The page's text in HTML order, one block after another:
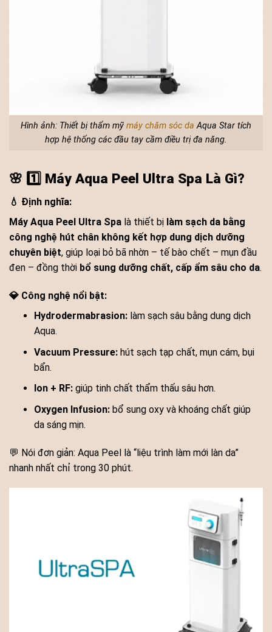
Hình ảnh: Thiết bị thẩm mỹ máy chăm sóc da Aqua Star tích
hợp hệ thống các đầu tay cầm điều trị đa năng.
🌸 1️⃣ Máy Aqua Peel Ultra Spa Là Gì?
💧 Định nghĩa:
Máy Aqua Peel Ultra Spa là thiết bị làm sạch da bằng
công nghệ hút chân không kết hợp dung dịch dưỡng
chuyên biệt, giúp loại bỏ bã nhờn – tế bào chết – mụn đầu
đen – đồng thời bổ sung dưỡng chất, cấp ẩm sâu cho da.
💎 Công nghệ nổi bật:
Hydrodermabrasion:làm sạch sâu bằng dung dịch
Aqua.
Vacuum Pressure:hút sạch tạp chất, mụn cám, bụi
bẩn.
Ion + RF:giúp tinh chất thẩm thấu sâu hơn.
Oxygen Infusion:bổ sung oxy và khoáng chất giúp
da sáng mịn.
💬 Nói đơn giản: Aqua Peel là “liệu trình làm mới làn da”
nhanh nhất chỉ trong 30 phút.